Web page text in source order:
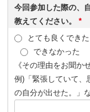
今回参加した際の、
教えてください。 *
とても良くでき
できなかった
《その理由をお聞か
例)「緊張していて、
の自分が出せた。」